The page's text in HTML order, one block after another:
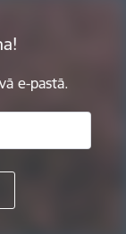
e-pastā.